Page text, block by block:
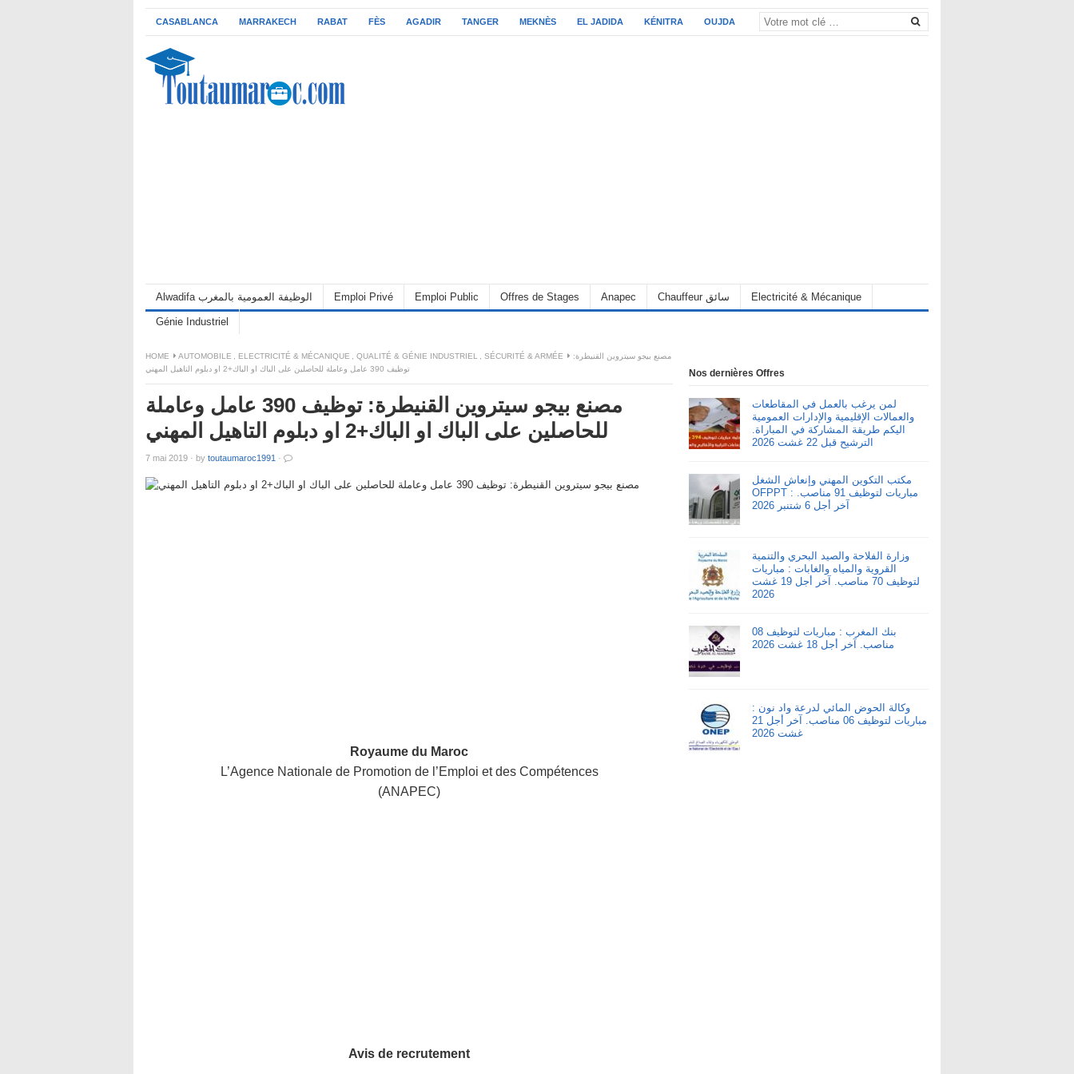
CASABLANCA MARRAKECH RABAT FÈS AGADIR TANGER MEKNÈS EL JADIDA KÉNITRA OUJDA
Alwadifa الوظيفة العمومية بالمغرب Emploi Privé Emploi Public Offres de Stages Anapec Chauffeur سائق Electricité & Mécanique
Génie Industriel
HOME AUTOMOBILE ELECTRICITÉ & MÉCANIQUE QUALITÉ & GÉNIE INDUSTRIEL SÉCURITÉ & ARMÉE
مصنع بيجو سيتروين القنيطرة:
توظيف 390 عامل وعاملة للحاصلين على الباك او الباك+2 او دبلوم التاهيل المهني
مصنع بيجو سيتروين القنيطرة: توظيف 390 عامل وعاملة
للحاصلين على الباك او الباك+2 او دبلوم التاهيل المهني
7 mai 2019 · by toutaumaroc1991 ·
Royaume du Maroc
L’Agence Nationale de Promotion de l’Emploi et des Compétences
(ANAPEC)
Avis de recrutement
Nos dernières Offres
لمن يرغب بالعمل في المقاطعات
والعمالات الإقليمية والإدارات العمومية
اليكم طريقة المشاركة في المباراة.
الترشيح قبل 22 غشت 2026
مكتب التكوين المهني وإنعاش الشغل
OFPPT : مباريات لتوظيف 91 مناصب.
آخر أجل 6 شتنبر 2026
وزارة الفلاحة والصيد البحري والتنمية
القروية والمياه والغابات : مباريات
لتوظيف 70 مناصب. آخر أجل 19 غشت
2026
بنك المغرب : مباريات لتوظيف 08
مناصب. آخر أجل 18 غشت 2026
وكالة الحوض المائي لدرعة واد نون :
مباريات لتوظيف 06 مناصب. آخر أجل 21
غشت 2026